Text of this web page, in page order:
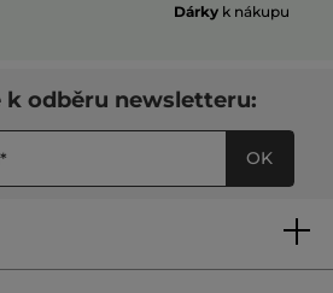
Dárky k nákupu
k odběru newsletteru:
OK